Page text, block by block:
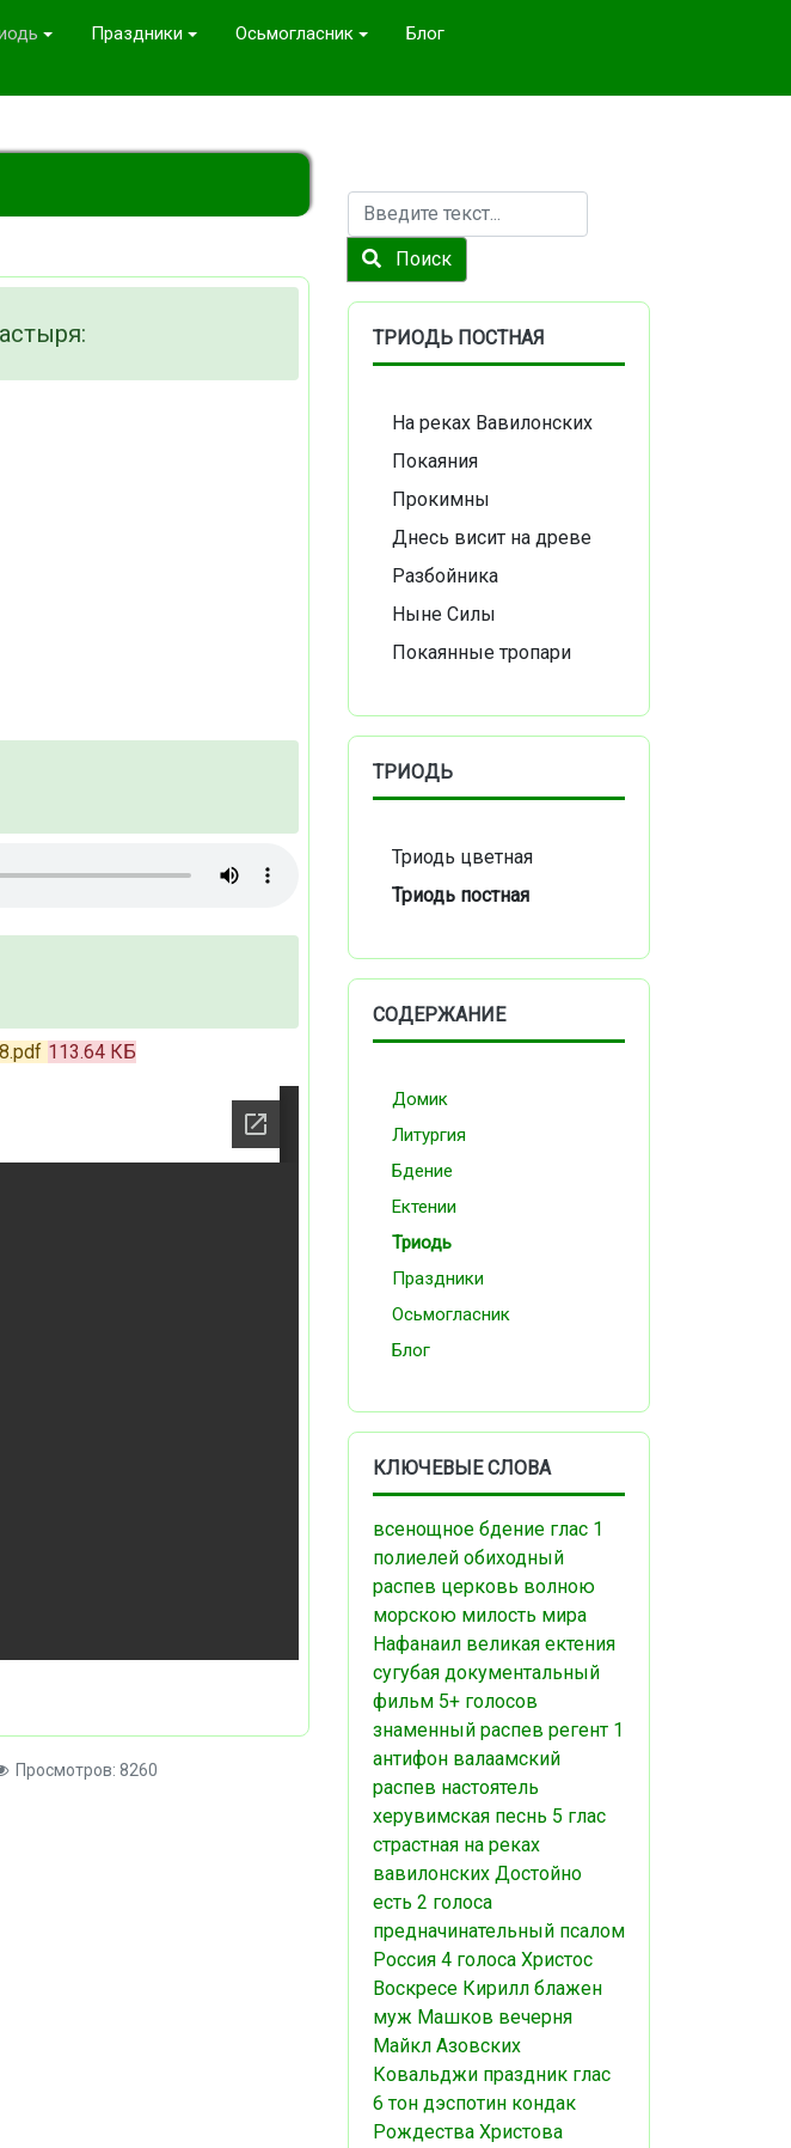
Праздники Осьмогласник Блог
113.64 КБ
Просмотров: 8260
Поиск
Поиск
ТРИОДЬ ПОСТНАЯ
На реках Вавилонских
Покаяния
Прокимны
Днесь висит на древе
Разбойника
Ныне Силы
Покаянные тропари
ТРИОДЬ
Триодь цветная
Триодь постная
СОДЕРЖАНИЕ
Домик
Литургия
Бдение
Ектении
Триодь
Праздники
Осьмогласник
Блог
КЛЮЧЕВЫЕ СЛОВА
всенощное бдение глас 1
полиелей обиходный
распев церковь волною
морскою милость мира
Нафанаил великая ектения
сугубая документальный
фильм 5+ голосов
знаменный распев регент 1
антифон валаамский
распев настоятель
херувимская песнь 5 глас
страстная на реках
вавилонских Достойно
есть 2 голоса
предначинательный псалом
Россия 4 голоса Христос
Воскресе Кирилл блажен
муж Машков вечерня
Майкл Азовских
Ковальджи праздник глас
6 тон дэспотин кондак
Рождества Христова